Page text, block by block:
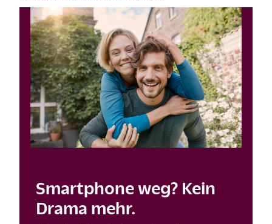
Smartphone weg? Kein
Drama mehr.